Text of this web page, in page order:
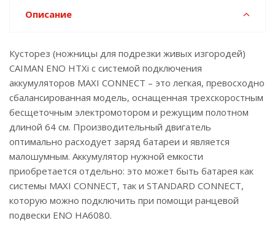
Описание
Кусторез (ножницы для подрезки живых изгородей)
CAIMAN ENO HTXi с системой подключения
аккумуляторов MAXI CONNECT – это легкая, превосходно
сбалансированная модель, оснащенная трехскоростным
бесщеточным электромотором и режущим полотном
длиной 64 см. Производительный двигатель
оптимально расходует заряд батареи и является
малошумным. Аккумулятор нужной емкости
приобретается отдельно: это может быть батарея как
системы MAXI CONNECT, так и STANDARD CONNECT,
которую можно подключить при помощи ранцевой
подвески ENO НА6080.